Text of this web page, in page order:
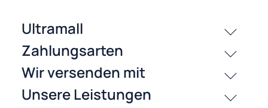
History
Zahlungsarten